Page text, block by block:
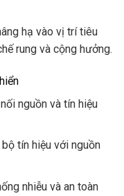
hạ vào vị trí tiêu
rung và cộng hưởng.
nguồn và tín hiệu
tín hiệu với nguồn
nhiễu và an toàn